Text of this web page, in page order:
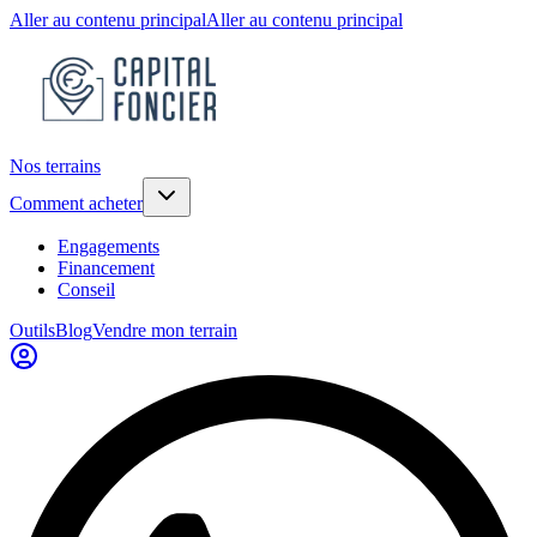
Aller au contenu principalAller au contenu principal
Nos terrains
Comment acheter
Engagements
Financement
Conseil
OutilsBlogVendre mon terrain